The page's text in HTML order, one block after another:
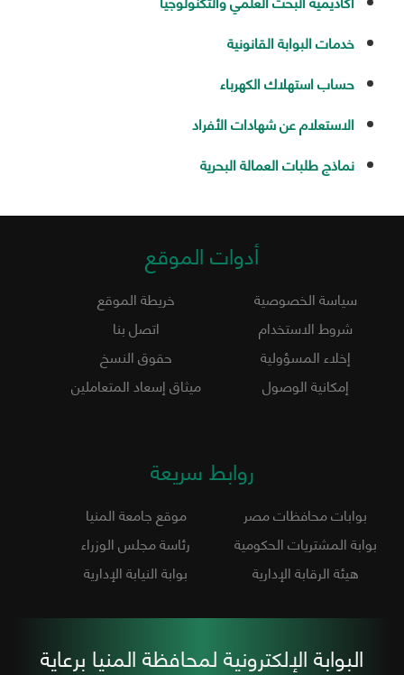
خدمات البوابة القانونية
حساب استهلاك الكهرباء
الاستعلام عن شهادات الأفراد
نماذج طلبات العمالة البحرية
أدوات الموقع
سياسة الخصوصية
خريطة الموقع
شروط الاستخدام
اتصل بنا
إخلاء المسؤولية
حقوق النسخ
إمكانية الوصول
ميثاق إسعاد المتعاملين
روابط سريعة
بوابات محافظات مصر
موقع جامعة المنيا
بوابة المشتريات الحكومية
رئاسة مجلس الوزراء
هيئة الرقابة الإدارية
بوابة النيابة الإدارية
البوابة الإلكترونية لمحافظة المنيا برعاية